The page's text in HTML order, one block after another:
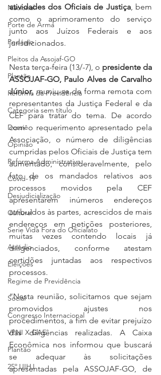
Nacional
Porte de Arma
Pedágio
Pleitos da Assojaf-GO
Plantão
Reforma da Previdência
Categoria sem título
Dossiê
Opinião
Reforma Administrativa
Covid-19
Desjudicialização
Cultural
Serie Vida Fora do Oficialato
Assédio
Eleições
Regime de Previdência
Social
Congresso Internacional
VPNI X GAE
Plantão
25º UIHJ
atividades dos Oficiais de Justiça, bem
como o aprimoramento do serviço
junto aos Juízos Federais e aos
jurisdicionados.
Nesta terça-feira (13/-7), o presidente da
ASSOJAF-GO, Paulo Alves de Carvalho
Júnior, reuniu-se de forma remota com
representantes da Justiça Federal e da
CEF para tratar do tema. De acordo
com o requerimento apresentado pela
Associação, o número de diligências
cumpridas pelos Oficiais de Justiça tem
aumentado, consideravelmente, pelo
fato de os mandados relativos aos
processos movidos pela CEF
apresentarem inúmeros endereços
atribuídos às partes, acrescidos de mais
endereços em petições posteriores,
muitas vezes contendo locais já
diligenciados, conforme atestam
certidões juntadas aos respectivos
processos.
“Nesta reunião, solicitamos que sejam
promovidos ajustes nos
procedimentos, a fim de evitar prejuízo
das diligências realizadas. A Caixa
Econômica nos informou que buscará
se adequar às solicitações
apresentadas pela ASSOJAF-GO, de